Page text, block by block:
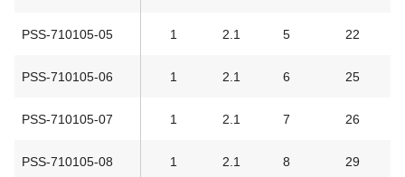
PSS-710105-05 1 2.1 5 22
PSS-710105-06 1 2.1 6 25
PSS-710105-07 1 2.1 7 26
PSS-710105-08 1 2.1 8 29